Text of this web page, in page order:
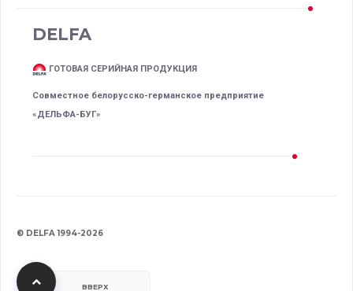
DELFA
ГОТОВАЯ СЕРИЙНАЯ ПРОДУКЦИЯ
Совместное белорусско-германское предприятие
«ДЕЛЬФА-БУГ»
© DELFA 1994-2026
ВВЕРХ